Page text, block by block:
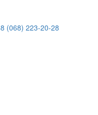
(068) 223-20-28